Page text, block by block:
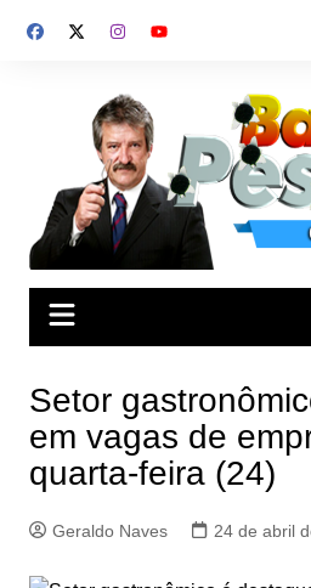
para
Setor
em vagas de
quarta-feira (24)
Geraldo Naves 24 de abril